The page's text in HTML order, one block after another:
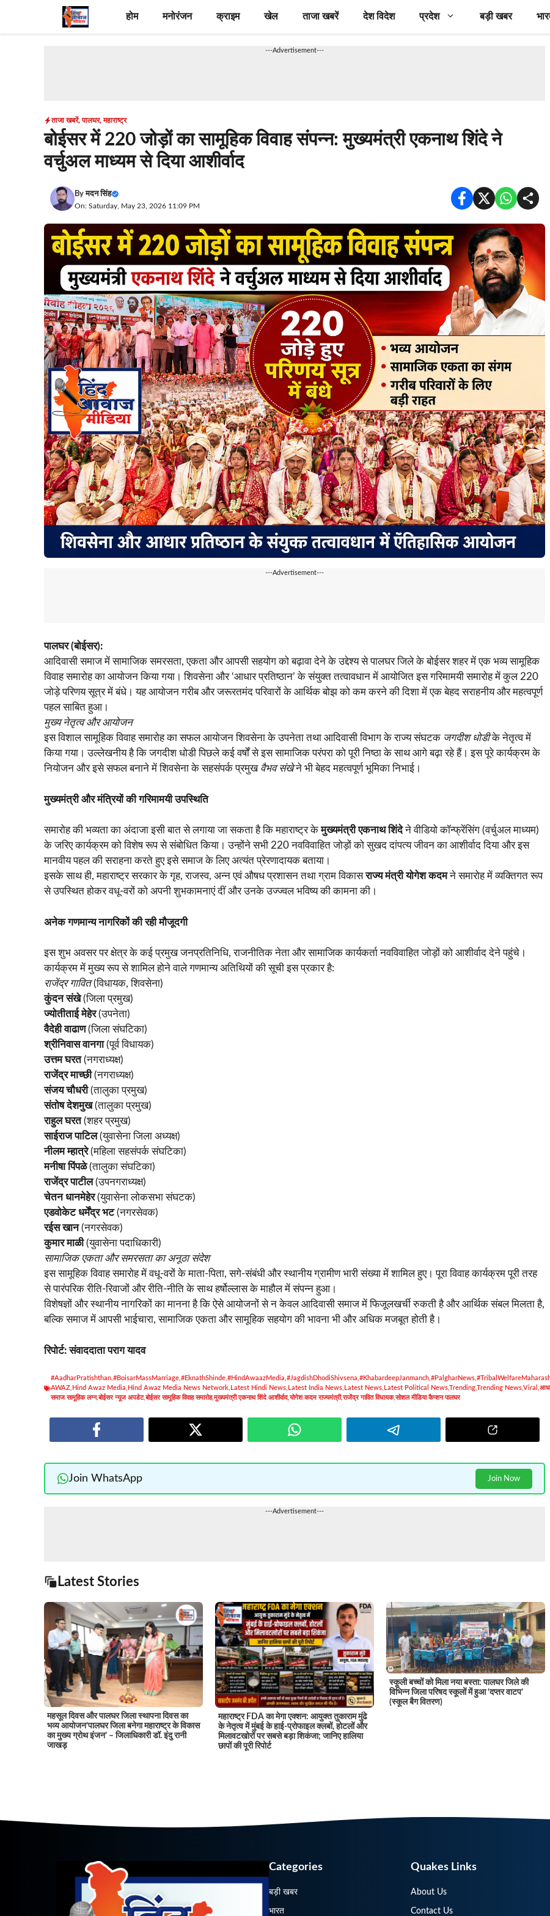
content
होम मनोरंजन क्राइम खेल ताजा खबरें देश विदेश प्रदेश बड़ी खबर
---Advertisement---
ताजा खबरें,पालघर,महाराष्ट्र
बोईसर में 220 जोड़ों का सामूहिक विवाह संपन्न: मुख्यमंत्री एकनाथ शिंदे ने
वर्चुअल माध्यम से दिया आशीर्वाद
Byमदन सिंह
On: Saturday, May 23, 2026 11:09 PM
---Advertisement---
पालघर (बोईसर):
आदिवासी समाज में सामाजिक समरसता, एकता और आपसी सहयोग को बढ़ावा देने के उद्देश्य से पालघर जिले के बोईसर शहर में एक भव्य सामूहिक
विवाह समारोह का आयोजन किया गया। शिवसेना और ‘आधार प्रतिष्ठान’ के संयुक्त तत्वावधान में आयोजित इस गरिमामयी समारोह में कुल 220
जोड़े परिणय सूत्र में बंधे। यह आयोजन गरीब और जरूरतमंद परिवारों के आर्थिक बोझ को कम करने की दिशा में एक बेहद सराहनीय और महत्वपूर्ण
पहल साबित हुआ।
मुख्य नेतृत्व और आयोजन
इस विशाल सामूहिक विवाह समारोह का सफल आयोजन शिवसेना के उपनेता तथा आदिवासी विभाग के राज्य संघटक जगदीश धोडीके नेतृत्व में
किया गया। उल्लेखनीय है कि जगदीश धोडी पिछले कई वर्षों से इस सामाजिक परंपरा को पूरी निष्ठा के साथ आगे बढ़ा रहे हैं। इस पूरे कार्यक्रम के
नियोजन और इसे सफल बनाने में शिवसेना के सहसंपर्क प्रमुख वैभव संखेने भी बेहद महत्वपूर्ण भूमिका निभाई।
मुख्यमंत्री और मंत्रियों की गरिमामयी उपस्थिति
समारोह की भव्यता का अंदाजा इसी बात से लगाया जा सकता है कि महाराष्ट्र केमुख्यमंत्री एकनाथ शिंदेने वीडियो कॉन्फ्रेंसिंग (वर्चुअल माध्यम)
के जरिए कार्यक्रम को विशेष रूप से संबोधित किया। उन्होंने सभी 220 नवविवाहित जोड़ों को सुखद दांपत्य जीवन का आशीर्वाद दिया और इस
मानवीय पहल की सराहना करते हुए इसे समाज के लिए अत्यंत प्रेरणादायक बताया।
इसके साथ ही, महाराष्ट्र सरकार के गृह, राजस्व, अन्न एवं औषध प्रशासन तथा ग्राम विकासराज्य मंत्री योगेश कदमने समारोह में व्यक्तिगत रूप
से उपस्थित होकर वधू-वरों को अपनी शुभकामनाएं दीं और उनके उज्ज्वल भविष्य की कामना की।
अनेक गणमान्य नागरिकों की रही मौजूदगी
इस शुभ अवसर पर क्षेत्र के कई प्रमुख जनप्रतिनिधि, राजनीतिक नेता और सामाजिक कार्यकर्ता नवविवाहित जोड़ों को आशीर्वाद देने पहुंचे।
कार्यक्रम में मुख्य रूप से शामिल होने वाले गणमान्य अतिथियों की सूची इस प्रकार है:
राजेंद्र गावित(विधायक, शिवसेना)
कुंदन संखे(जिला प्रमुख)
ज्योतीताई मेहेर(उपनेता)
वैदेही वाढाण(जिला संघटिका)
श्रीनिवास वानगा(पूर्व विधायक)
उत्तम घरत(नगराध्यक्ष)
राजेंद्र माच्छी(नगराध्यक्ष)
संजय चौधरी(तालुका प्रमुख)
संतोष देशमुख(तालुका प्रमुख)
राहुल घरत(शहर प्रमुख)
साईराज पाटिल(युवासेना जिला अध्यक्ष)
नीलम म्हात्रे(महिला सहसंपर्क संघटिका)
मनीषा पिंपळे(तालुका संघटिका)
राजेंद्र पाटील(उपनगराध्यक्ष)
चेतन धानमेहेर(युवासेना लोकसभा संघटक)
एडवोकेट धर्मेंद्र भट(नगरसेवक)
रईस खान(नगरसेवक)
कुमार माळी(युवासेना पदाधिकारी)
सामाजिक एकता और समरसता का अनूठा संदेश
इस सामूहिक विवाह समारोह में वधू-वरों के माता-पिता, सगे-संबंधी और स्थानीय ग्रामीण भारी संख्या में शामिल हुए। पूरा विवाह कार्यक्रम पूरी तरह
से पारंपरिक रीति-रिवाजों और रीति-नीति के साथ हर्षोल्लास के माहौल में संपन्न हुआ।
विशेषज्ञों और स्थानीय नागरिकों का मानना है कि ऐसे आयोजनों से न केवल आदिवासी समाज में फिजूलखर्ची रुकती है और आर्थिक संबल मिलता है,
बल्कि समाज में आपसी भाईचारा, सामाजिक एकता और सामूहिक सहयोग की भावना भी और अधिक मजबूत होती है।
रिपोर्ट: संवाददाता पराग यादव
#AadharPratishthan #BoisarMassMarriage #EknathShinde #HindAwaazMedia #JagdishDhodiShivsena #KhabardeepJanmanch #PalgharNews
AWAZ Hind Awaz Media Hind Awaz Media News Network Latest Hindi News Latest India News Latest News Latest Political NewsTrendingTrending NewsViral
समाज सामूहिक लग्न,बोईसर न्यूज अपडेट,बोईसर सामूहिक विवाह समारोह,मुख्यमंत्री एकनाथ शिंदे आशीर्वाद,योगेश कदम राज्यमंत्री,राजेंद्र गावित विधायक,सोशल मीडिया कैप्शन पालघर
Join WhatsApp Join Now
---Advertisement---
Latest Stories
महसूल दिवस और पालघर जिला स्थापना दिवस का
भव्य आयोजन’पालघर जिला बनेगा महाराष्ट्र के विकास
का मुख्य ग्रोथ इंजन’ – जिलाधिकारी डॉ. इंदु रानी
जाखड़
महाराष्ट्र FDA का मेगा एक्शन: आयुक्त तुकाराम मुंढे
के नेतृत्व में मुंबई के हाई-प्रोफाइल क्लबों, होटलों और
मिलावटखोरों पर सबसे बड़ा शिकंजा; जानिए हालिया
छापों की पूरी रिपोर्ट
स्कूली बच्चों को मिला नया बस्ता: पालघर जिले की
विभिन्न जिला परिषद स्कूलों में हुआ ‘दप्तर वाटप’
(स्कूल बैग वितरण)
Categories
बड़ी खबर
भारत
Quakes Links
About Us
Contact Us